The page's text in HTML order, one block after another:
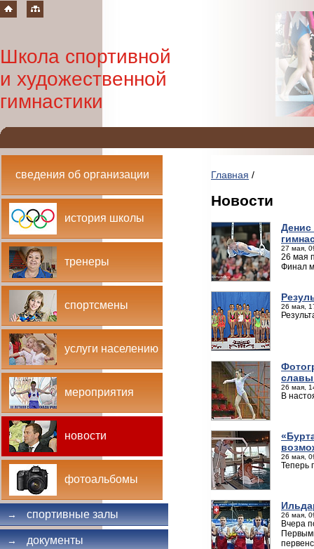
Школа спортивной
и художественной
гимнастики
сведения об организации
история школы
тренеры
спортсмены
услуги населению
мероприятия
новости
фотоальбомы
→ спортивные залы
→ документы
Главная /
Новости
Денис
27 мая,
26 мая
Финал
26 мая,
славы
26 мая,
В
26 мая,
Теперь
26 мая,
Вчера